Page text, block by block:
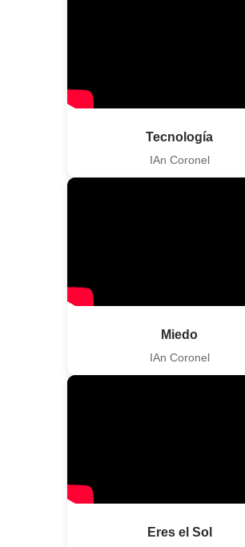
Tecnología
IAn Coronel
Miedo
IAn Coronel
Eres el Sol